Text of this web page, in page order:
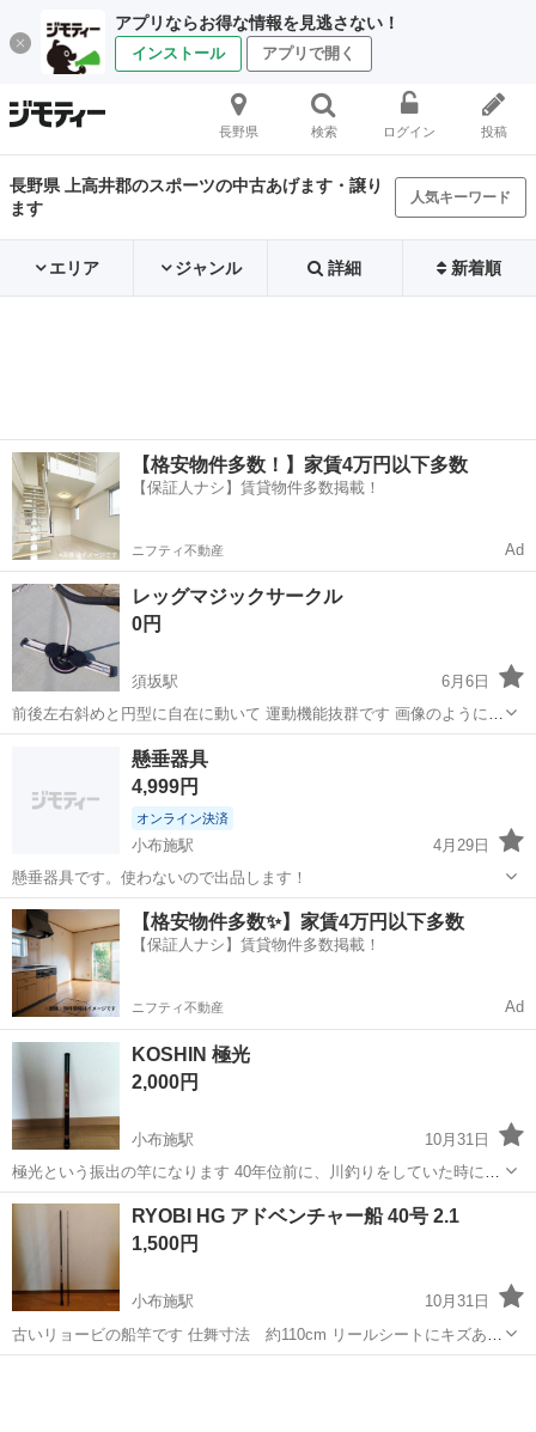
アプリならお得な情報を見逃さない！
インストール アプリで開く
長野県 検索 ログイン 投稿
長野県 上高井郡のスポーツの中古あげます・譲り
ます
人気キーワード
エリア ジャンル 詳細 新着順
【格安物件多数！】家賃4万円以下多数
【保証人ナシ】賃貸物件多数掲載！
ニフティ不動産 Ad
レッグマジックサークル
0円
須坂駅
6月6日
前後左右斜めと円型に自在に動いて 運動機能抜群です 画像のようにハ
ンドルを付けて 腕の運動もできます ちょっと色褪せしていますが う
すいピンク色です 自宅までとりに来ていただける方に 差し上げます
上高井郡 須坂駅
懸垂器具
4,999円
オンライン決済
小布施駅
4月29日
懸垂器具です。使わないので出品します！
長野 上高井郡 小布施駅 フィットネス、トレーニング
【格安物件多数✨】家賃4万円以下多数
【保証人ナシ】賃貸物件多数掲載！
ニフティ不動産 Ad
KOSHIN 極光
2,000円
小布施駅
10月31日
極光という振出の竿になります 40年位前に、川釣りをしていた時に川
幅の無い川の釣り用に購入しましたが、あまり出番もなく1回しか使用
しなかった記憶があります 全長約308cmです 付属品は竿袋になります
袋にシミありま...
長野 上高井郡 その他 振出
RYOBI HG アドベンチャー船 40号 2.1
1,500円
小布施駅
10月31日
古いリョービの船竿です 仕舞寸法 約110cm リールシートにキズあり
ますが使用には差し支え無いです グリップエンド？の下栓にあたる所